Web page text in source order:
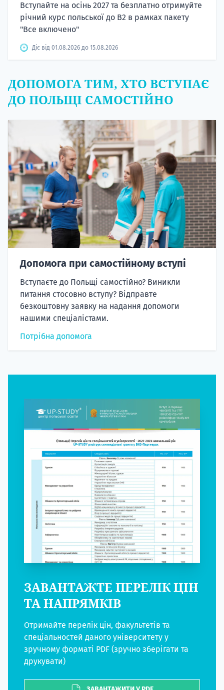
Вступайте на осінь 2027 та безплатно отримуйте
річний курс польської до B2 в рамках пакету
"Все включено"
Діє від 01.08.2026 до 15.08.2026
ДОПОМОГА ТИМ, ХТО ВСТУПАЄ
ДО ПОЛЬЩІ САМОСТІЙНО
Допомога при самостійному вступі
Вступаєте до Польщі самостійно? Виникли
питання стосовно вступу? Відправте
безкоштовну заявку на надання допомоги
нашими спеціалістами.
Потрібна допомога
ЗАВАНТАЖТЕ ПЕРЕЛІК ЦІН
ТА НАПРЯМКІВ
Отримайте перелік цін, факультетів та
спеціальностей даного університету у
зручному форматі PDF (зручно зберігати та
друкувати)